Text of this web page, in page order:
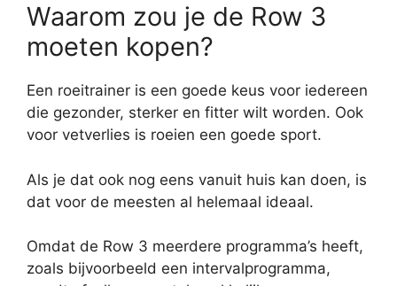
Waarom zou je de Row 3
moeten kopen?
Een roeitrainer is een goede keus voor iedereen
die gezonder, sterker en fitter wilt worden. Ook
voor vetverlies is roeien een goede sport.
Als je dat ook nog eens vanuit huis kan doen, is
dat voor de meesten al helemaal ideaal.
Omdat de Row 3 meerdere programma’s heeft,
zoals bijvoorbeeld een intervalprogramma,